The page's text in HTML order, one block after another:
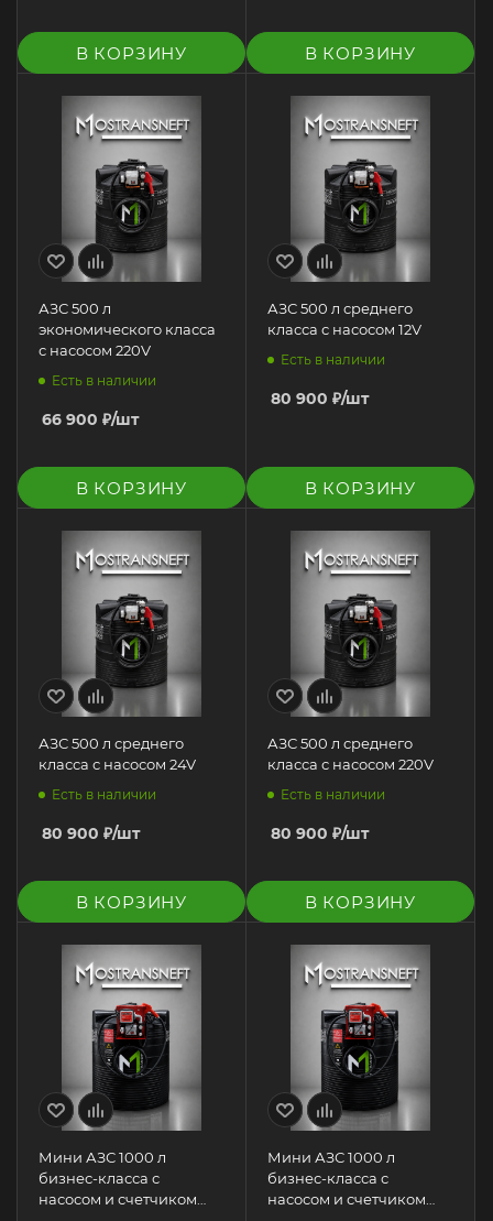
В КОРЗИНУ В КОРЗИНУ
АЗС 500 л
экономического класса
с насосом 220V
Есть в наличии
66 900 ₽/шт
В КОРЗИНУ
АЗС 500 л среднего
класса с насосом 12V
Есть в наличии
80 900 ₽/шт
В КОРЗИНУ
АЗС 500 л среднего
класса с насосом 24V
Есть в наличии
80 900 ₽/шт
В КОРЗИНУ
АЗС 500 л среднего
класса с насосом 220V
Есть в наличии
80 900 ₽/шт
В КОРЗИНУ
Мини АЗС 1000 л
бизнес-класса с
насосом и счетчиком
Мини АЗС 1000 л
бизнес-класса с
насосом и счетчиком